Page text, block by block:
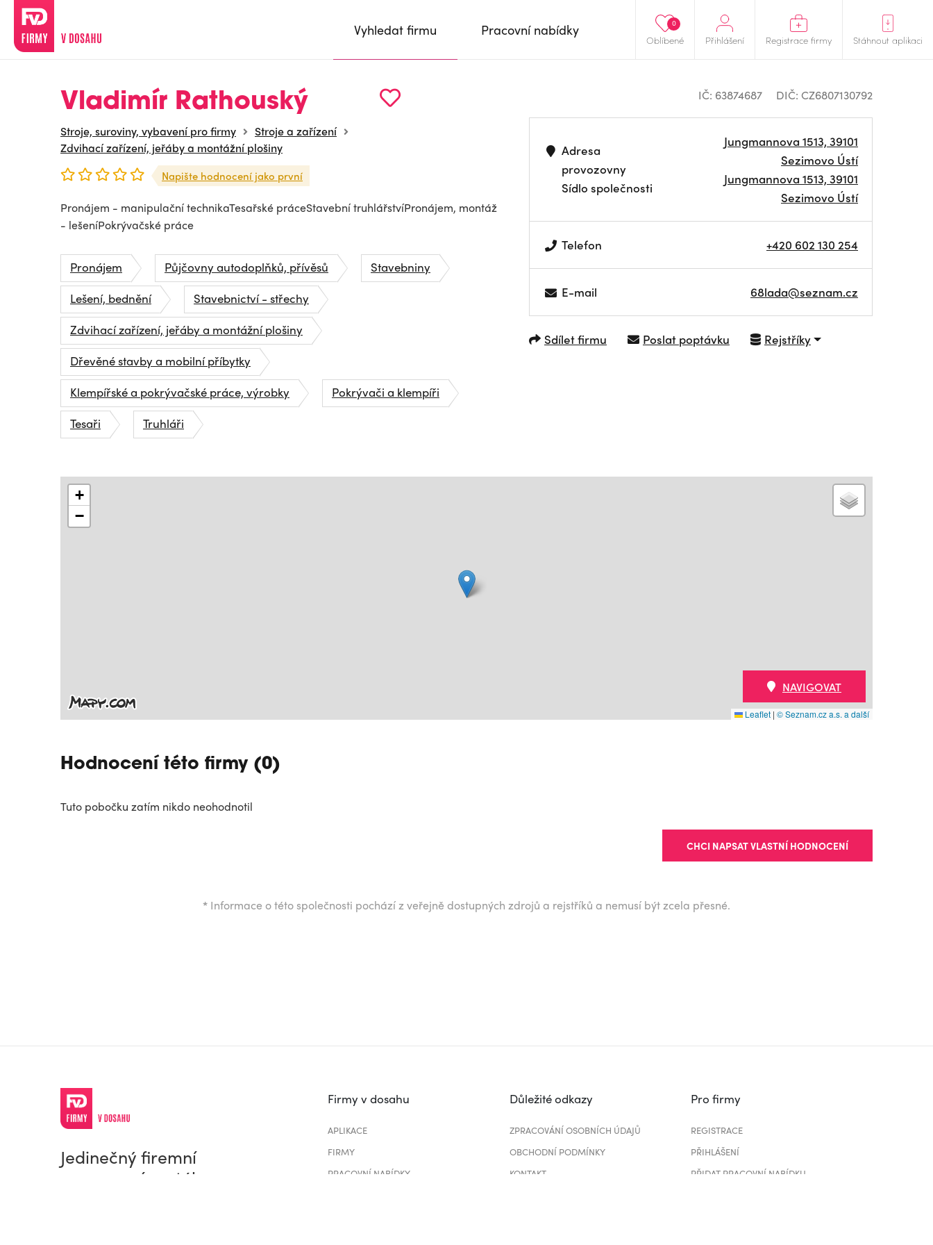
Oblíbené
0
Přihlášení Registrace firmy Stáhnout aplikaci
Vyhledat firmu Pracovní nabídky
Vladimír Rathouský
Stroje, suroviny, vybavení pro firmy
Stroje a zařízení
Zdvihací zařízení, jeřáby a montážní plošiny
Napište hodnocení jako první
Pronájem - manipulační technikaTesařské práceStavební truhlářstvíPronájem, montáž
- lešeníPokrývačské práce
Pronájem Půjčovny autodoplňků, přívěsů
Stavebniny
Lešení, bednění
Stavebnictví - střechy
Zdvihací zařízení, jeřáby a montážní plošiny
Dřevěné stavby a mobilní příbytky
Klempířské a pokrývačské práce, výrobky
Pokrývači a klempíři
Tesaři
Truhláři
IČ: 63874687 DIČ: CZ6807130792
Adresa
provozovny
Sídlo společnosti
Jungmannova 1513, 39101
Sezimovo Ústí
Jungmannova 1513, 39101
Sezimovo Ústí
Telefon +420 602 130 254
E-mail 68lada@seznam.cz
Sdílet firmu Poslat poptávku Rejstříky
+
−
Leaflet | © Seznam.cz a.s. a další
NAVIGOVAT
Hodnocení této firmy (0)
Tuto pobočku zatím nikdo neohodnotil
CHCI NAPSAT VLASTNÍ HODNOCENÍ
* Informace o této společnosti pochází z veřejně dostupných zdrojů a rejstříků a nemusí být zcela přesné.
Jedinečný firemní
a pracovní portál
Firmy v dosahu
APLIKACE
FIRMY
PRACOVNÍ NABÍDKY
Důležité odkazy
ZPRACOVÁNÍ OSOBNÍCH ÚDAJŮ
OBCHODNÍ PODMÍNKY
KONTAKT
Pro firmy
REGISTRACE
PŘIHLÁŠENÍ
PŘIDAT PRACOVNÍ NABÍDKU